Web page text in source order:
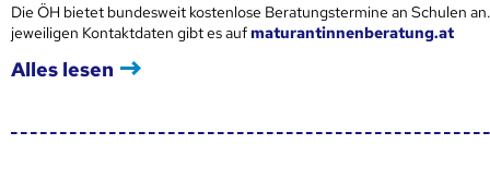
Die ÖH bietet bundesweit kostenlose Beratungstermine an Schulen
jeweiligen Kontaktdaten gibt es aufmaturantinnenberatung.at
Alles lesen